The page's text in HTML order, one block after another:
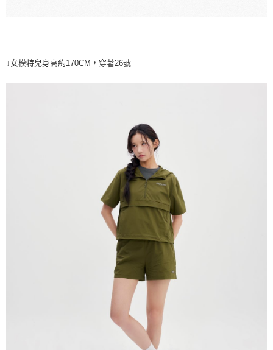
↓女模特兒身高約170CM，穿著26號